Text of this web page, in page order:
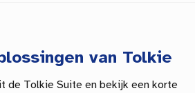
van Tolkie
de Tolkie Suite en bekijk een korte